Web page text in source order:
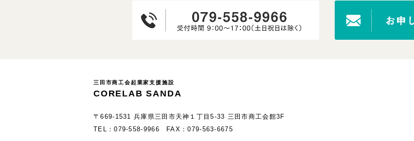
三田市商工会起業家支援施設
CORELAB SANDA
〒669-1531 兵庫県三田市天神１丁目5-33 三田市商工会館3F
TEL：079-558-9966 FAX：079-563-6675